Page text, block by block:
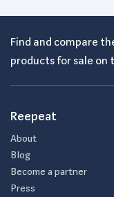
Find and compare
products for sale on
Reepeat
About
Blog
Become a partner
Press